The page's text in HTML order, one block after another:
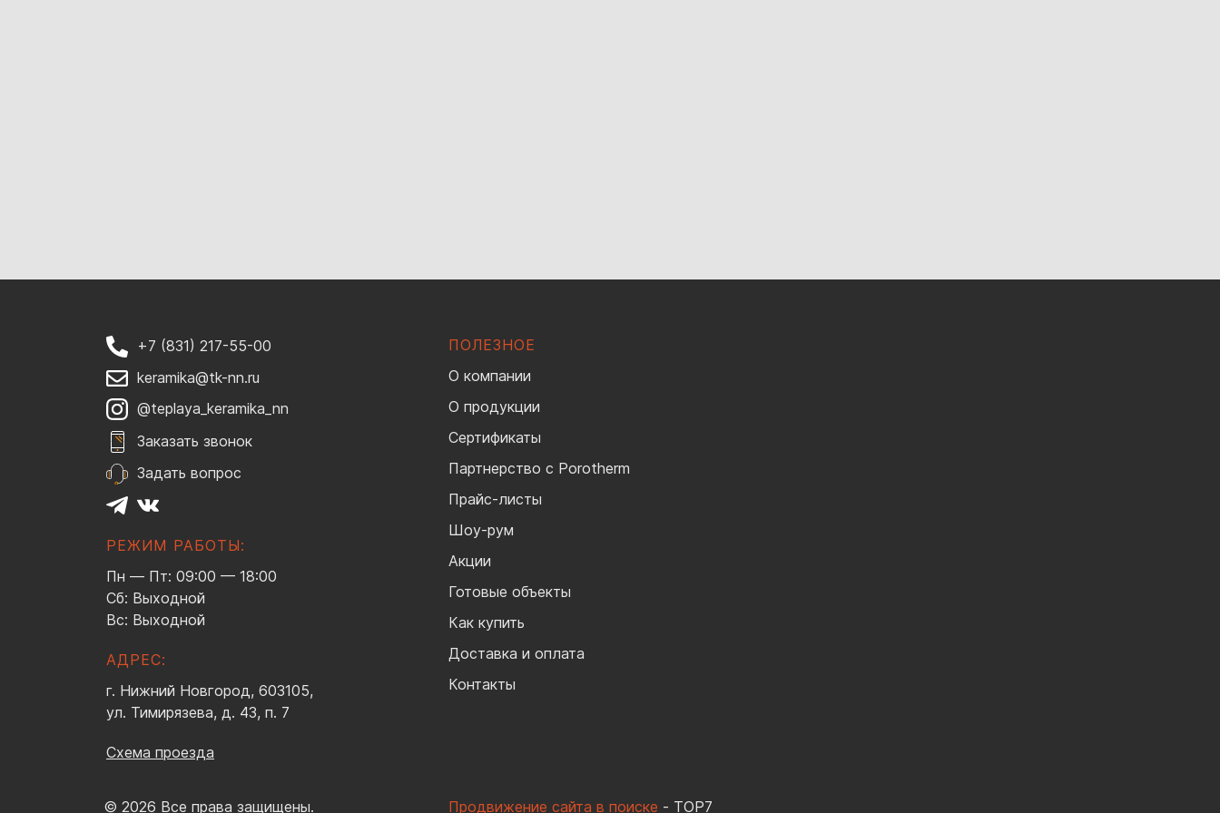
+7 (831) 217-55-00
keramika@tk-nn.ru
@teplaya_keramika_nn
Заказать звонок
Задать вопрос
РЕЖИМ РАБОТЫ:
Пн — Пт: 09:00 — 18:00
Сб: Выходной
Вс: Выходной
АДРЕС:
г. Нижний Новгород, 603105,
ул. Тимирязева, д. 43, п. 7
Схема проезда
ПОЛЕЗНОЕ
О компании
О продукции
Сертификаты
Партнерство с Porotherm
Прайс-листы
Шоу-рум
Акции
Готовые объекты
Как купить
Доставка и оплата
Контакты
© 2026 Все права защищены. Продвижение сайта в поиске - TOP7